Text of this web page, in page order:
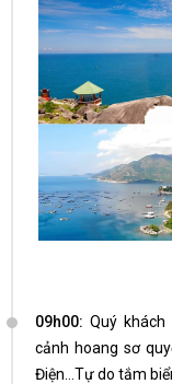
09h00: Quý
cảnh hoang sơ
Điện…Tự do tắm